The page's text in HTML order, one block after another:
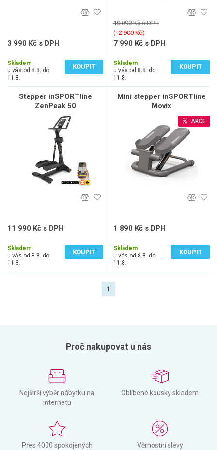
3 990 Kč s DPH
Skladem
u vás od 8.8. do
11.8.
KOUPIT
10 890 Kč s DPH
(‐ 2 900 Kč)
7 990 Kč s DPH
Skladem
u vás od 8.8. do
11.8.
KOUPIT
Stepper inSPORTline
ZenPeak 50
11 990 Kč s DPH
Skladem
u vás od 8.8. do
11.8.
KOUPIT
Mini stepper inSPORTline
Movix
AKCE
1 890 Kč s DPH
Skladem
u vás od 8.8. do
11.8.
KOUPIT
1
Proč nakupovat u nás
Nejširší výběr nábytku na
internetu
Oblíbené kousky skladem
Přes 4000 spokojených
Věrnostní slevy